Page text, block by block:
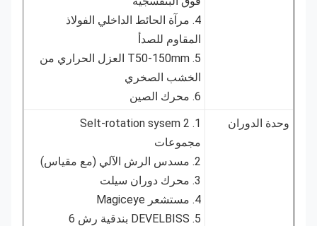
4. مرآة الحائط الداخلي الفولاذ
المقاوم للصدأ
5. T50-150mm العزل الحراري من
الخشب الصخري
وحدة الدوران
1. Selt-rotation sysem 2
مجموعات
5. DEVELBISS بندقية رش 6